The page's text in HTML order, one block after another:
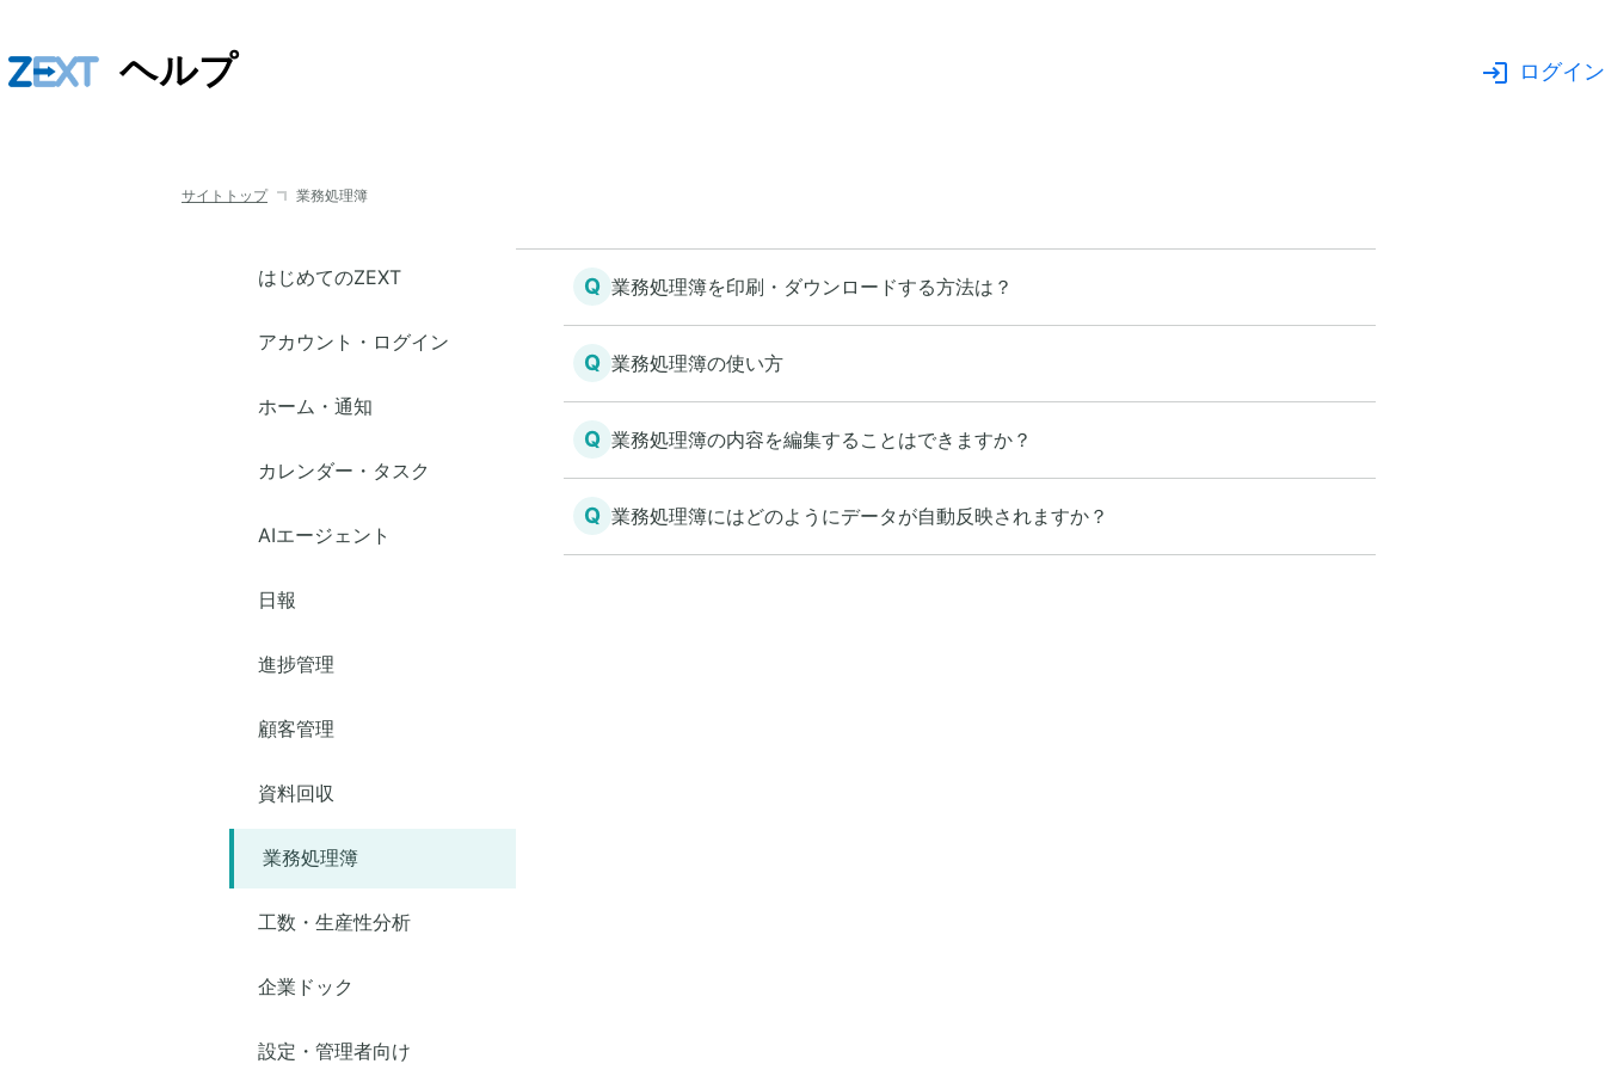
ヘルプ ログイン
サイトトップ 業務処理簿
はじめてのZEXT
アカウント・ログイン
ホーム・通知
カレンダー・タスク
AIエージェント
日報
進捗管理
顧客管理
資料回収
業務処理簿
工数・生産性分析
企業ドック
設定・管理者向け
Q 業務処理簿を印刷・ダウンロードする方法は？
Q 業務処理簿の使い方
Q 業務処理簿の内容を編集することはできますか？
Q 業務処理簿にはどのようにデータが自動反映されますか？